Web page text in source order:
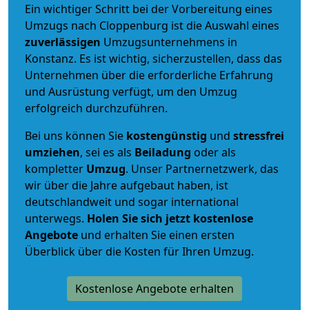
Ein wichtiger Schritt bei der Vorbereitung eines
Umzugs nach Cloppenburg ist die Auswahl eines
zuverlässigen Umzugsunternehmens in
Konstanz. Es ist wichtig, sicherzustellen, dass das
Unternehmen über die erforderliche Erfahrung
und Ausrüstung verfügt, um den Umzug
erfolgreich durchzuführen.
Bei uns können Sie kostengünstig und stressfrei
umziehen, sei es als Beiladung oder als
kompletter Umzug. Unser Partnernetzwerk, das
wir über die Jahre aufgebaut haben, ist
deutschlandweit und sogar international
unterwegs. Holen Sie sich jetzt kostenlose
Angebote und erhalten Sie einen ersten
Überblick über die Kosten für Ihren Umzug.
Kostenlose Angebote erhalten